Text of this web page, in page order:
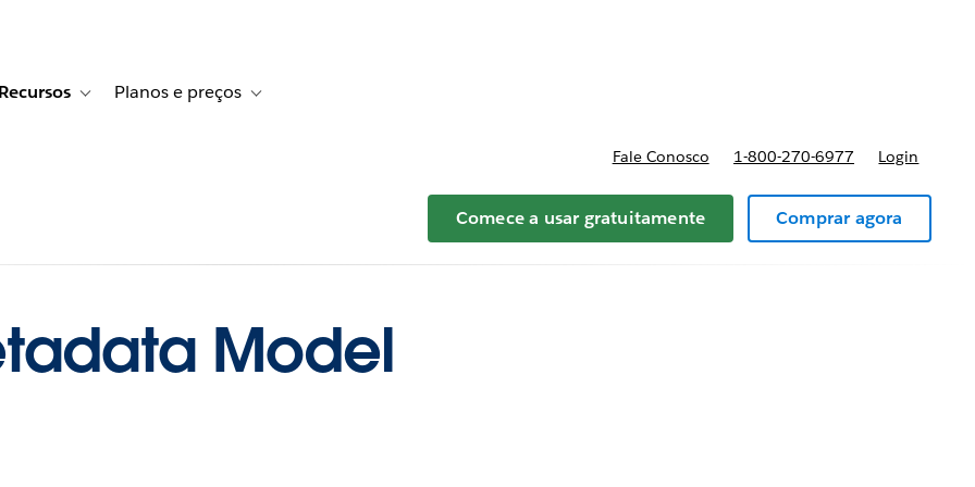
Histórias de clientes
sub-navigation for Soluções
Recursos Toggle sub-navigation for Recursos
Planos e preços Toggle sub-navigation for Planos e preços
Fale Conosco 1-800-270-6977 Login
Comece a usar gratuitamente Comprar agora
Model